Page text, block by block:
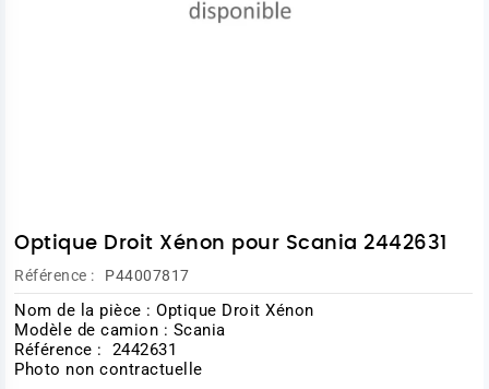
Optique Droit Xénon pour Scania 2442631
Référence : P44007817
Nom de la pièce : Optique Droit Xénon
Modèle de camion : Scania
Référence : 2442631
Photo non contractuelle